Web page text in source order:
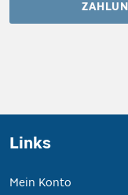
Links
Mein Konto